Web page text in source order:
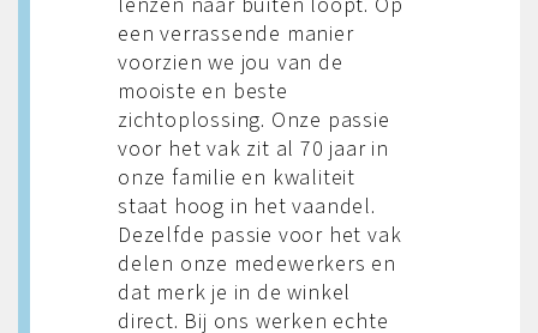
een verrassende manier
voorzien we jou van de
mooiste en beste
zichtoplossing. Onze passie
voor het vak zit al 70 jaar in
onze familie en kwaliteit
staat hoog in het vaandel.
Dezelfde passie voor het vak
delen onze medewerkers en
dat merk je in de winkel
direct. Bij ons werken echte